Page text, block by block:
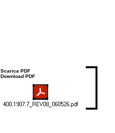
Scarica PDF
Download PDF